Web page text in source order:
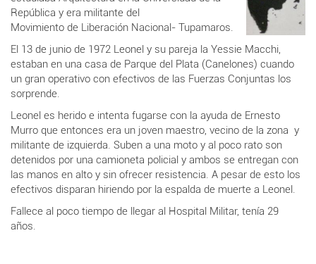
República y era militante del
Movimiento de Liberación Nacional- Tupamaros.
El 13 de junio de 1972 Leonel y su pareja la Yessie Macchi,
estaban en una casa de Parque del Plata (Canelones) cuando
un gran operativo con efectivos de las Fuerzas Conjuntas los
sorprende.
Leonel es herido e intenta fugarse con la ayuda de Ernesto
Murro que entonces era un joven maestro, vecino de la zona y
militante de izquierda. Suben a una moto y al poco rato son
detenidos por una camioneta policial y ambos se entregan con
las manos en alto y sin ofrecer resistencia. A pesar de esto los
efectivos disparan hiriendo por la espalda de muerte a Leonel.
Fallece al poco tiempo de llegar al Hospital Militar, tenía 29
años.